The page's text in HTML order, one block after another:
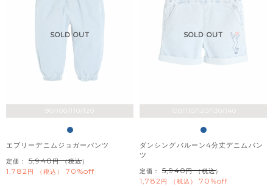
SOLD OUT
エブリーデニムジョガーパンツ
定価： 5,940 （税込）
1,782 税込 70%off
100/110/120/130/140
SOLD OUT
ダンシングバルーン4分丈デニムパン
ツ
定価： 5,940 （税込）
1,782 税込 70%off